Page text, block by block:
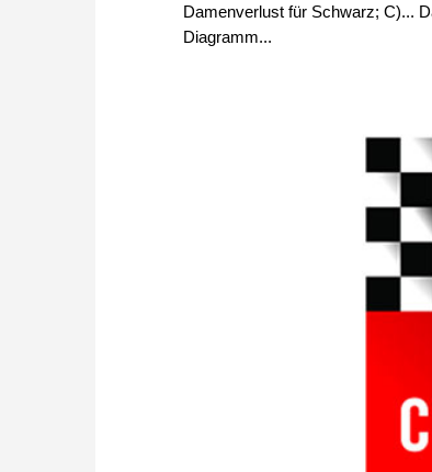
Damenverlust für Schwarz; C)...
Diagramm...